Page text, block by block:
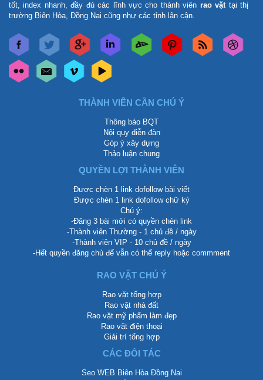
tốt, index nhanh, đầy đủ các lĩnh vực cho thành viên rao vặttại thị
trường Biên Hòa, Đồng Nai cũng như các tỉnh lân cận.
THÀNH VIÊN CẦN CHÚ Ý
Thông báo BQT
Nội quy diễn đàn
Góp ý xây dựng
Thảo luận chung
QUYỀN LỢI THÀNH VIÊN
Được chèn 1 link dofollow bài viết
Được chèn 1 link dofollow chữ ký
Chú ý:
-Đăng 3 bài mới có quyền chèn link
-Thành viên Thường - 1 chủ đề / ngày
-Thành viên VIP - 10 chủ đề / ngày
-Hết quyền đăng chủ để vẫn có thể reply hoặc commment
RAO VẶT CHÚ Ý
Rao vặt tổng hợp
Rao vặt nhà đất
Rao vặt mỹ phẩm làm đẹp
Rao vặt điện thoại
Giải trí tổng hợp
CÁC ĐỐI TÁC
Seo WEB Biên Hòa Đồng Nai